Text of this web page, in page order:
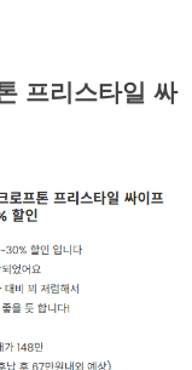
프리스타일 싸